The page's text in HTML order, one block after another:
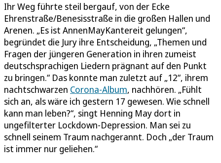
Ihr Weg führte steil bergauf, von der Ecke
Ehrenstraße/Benesisstraße in die großen Hallen und
Arenen. „Es ist AnnenMayKantereit gelungen“,
begründet die Jury ihre Entscheidung, „Themen und
Fragen der jüngeren Generation in ihren zumeist
deutschsprachigen Liedern prägnant auf den Punkt
zu bringen.“ Das konnte man zuletzt auf „12“, ihrem
nachtschwarzen Corona-Album, nachhören. „Fühlt
sich an, als wäre ich gestern 17 gewesen. Wie schnell
kann man leben?“, singt Henning May dort in
ungefilterter Lockdown-Depression. Man sei zu
schnell seinem Traum nachgerannt. Doch „der Traum
ist immer nur geliehen.“